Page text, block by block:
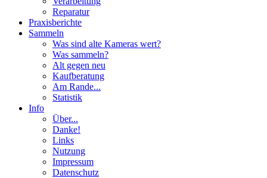
Reparatur
Praxisberichte
Sammeln
Was sind alte Kameras wert?
Was sammeln?
Alt gegen neu
Kaufberatung
Am Rande...
Statistik
Info
Über...
Danke!
Links
Nutzung
Impressum
Datenschutz